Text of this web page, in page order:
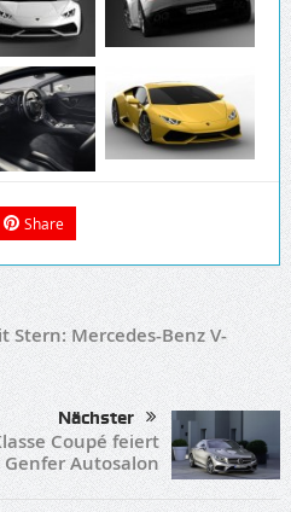
Share
Stern: Mercedes-Benz V-
Nächster
Coupé feiert
Autosalon